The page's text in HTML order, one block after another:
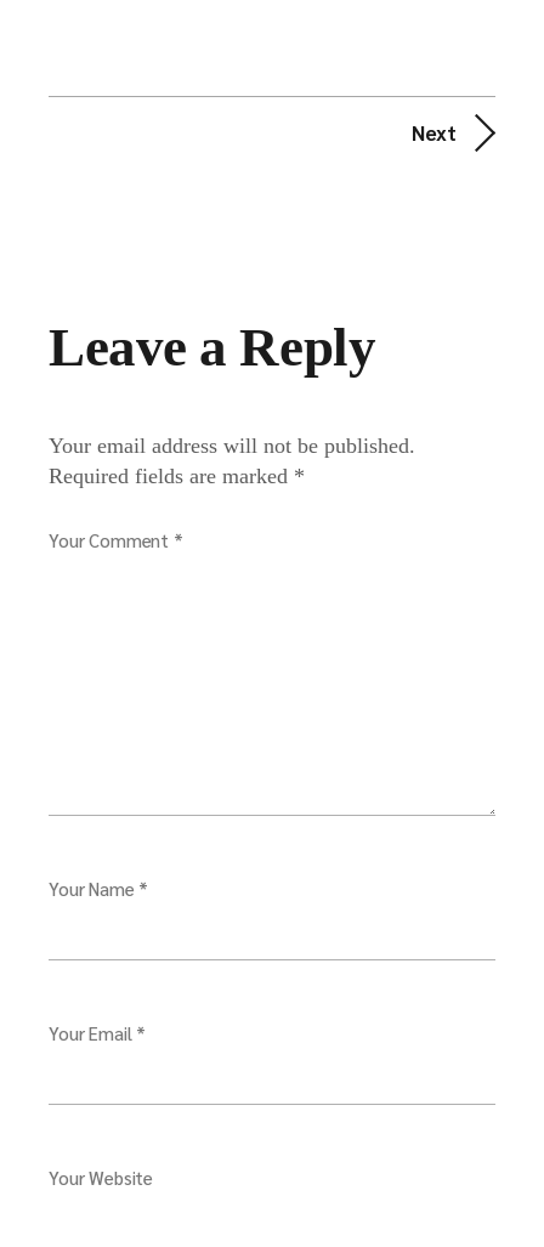
Next
Leave a Reply
Your email address will not be published.
Required fields are marked *
Your Comment *
Your Name *
Your Email *
Your Website